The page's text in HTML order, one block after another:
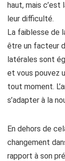
haut, mais
leur difficulté.
La faiblesse de
être un facteur
latérales sont
et vous pouvez
tout moment.
s’adapter à la
En dehors de
changement
rapport à son